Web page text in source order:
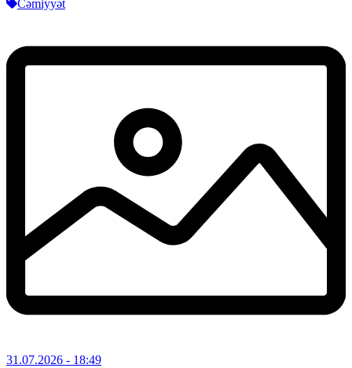
Cəmiyyət
31.07.2026 - 18:49